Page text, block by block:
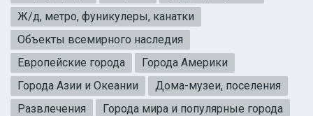
Ж/д, метро, фуникулеры, канатки
Объекты всемирного наследия
Европейские города
Города Америки
Города Азии и Океании
Дома-музеи, поселения
Развлечения
Города мира и популярные города